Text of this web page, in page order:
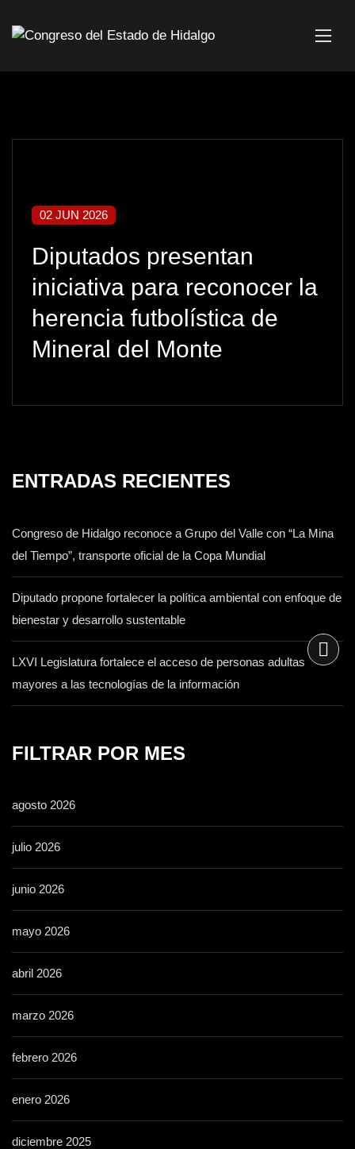
02 JUN 2026
Diputados presentan
iniciativa para reconocer la
herencia futbolística de
Mineral del Monte
ENTRADAS RECIENTES
Congreso de Hidalgo reconoce a Grupo del Valle con “La Mina
del Tiempo”, transporte oficial de la Copa Mundial
Diputado propone fortalecer la política ambiental con enfoque de
bienestar y desarrollo sustentable
LXVI Legislatura fortalece el acceso de personas adultas
mayores a las tecnologías de la información
FILTRAR POR MES
agosto 2026
julio 2026
junio 2026
mayo 2026
abril 2026
marzo 2026
febrero 2026
enero 2026
diciembre 2025